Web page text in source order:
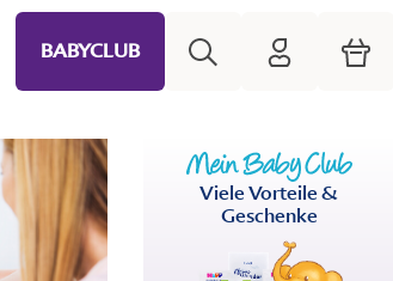
BABYCLUB HiPP Mein
Viele Vorteile &
Geschenke